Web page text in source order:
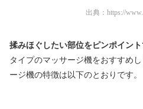
出典： https://
揉みほぐしたい部位をピンポイン
タイプのマッサージ機をおすすめ
ージ機の特徴は以下のとおりです。